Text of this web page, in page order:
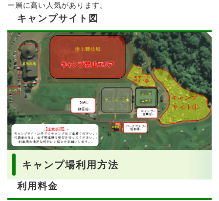
ー層に高い人気があります。
キャンプサイト図
キャンプ場利用方法
利用料金